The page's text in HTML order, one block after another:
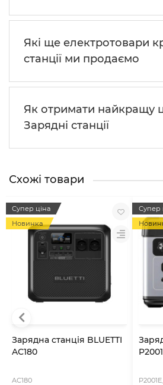
Які ще електротовари
станції ми продаємо
Як отримати найкращу
Зарядні станції
Схожі товари
Супер ціна
Новинка
Зарядна станція BLUETTI
AC180
AC180
Супер